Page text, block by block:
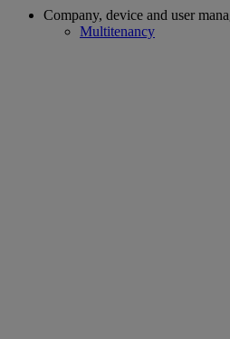
Company, device and user
Multitenancy